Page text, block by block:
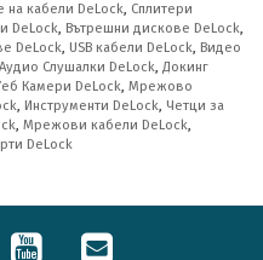
на кабели DeLock, Сплитери
DeLock, Вътрешни дискове DeLock,
DeLock, USB кабели DeLock, Видео
Аудио Слушалки DeLock, Докинг
Камери DeLock, Мрежово
, Инструменти DeLock, Четци за
, Мрежови кабели DeLock,
DeLock